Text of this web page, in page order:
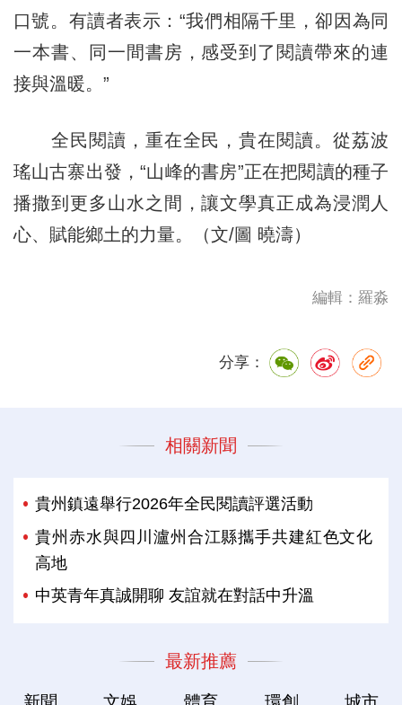
口號。有讀者表示：“我們相隔千里，卻因為同
一本書、同一間書房，感受到了閱讀帶來的連
接與溫暖。”
全民閱讀，重在全民，貴在閱讀。從荔波
瑤山古寨出發，“山峰的書房”正在把閱讀的種子
播撒到更多山水之間，讓文學真正成為浸潤人
心、賦能鄉土的力量。（文/圖 曉濤）
編輯：羅淼
分享：
相關新聞
貴州鎮遠舉行2026年全民閱讀評選活動
貴州赤水與四川瀘州合江縣攜手共建紅色文化
高地
中英青年真誠開聊 友誼就在對話中升溫
最新推薦